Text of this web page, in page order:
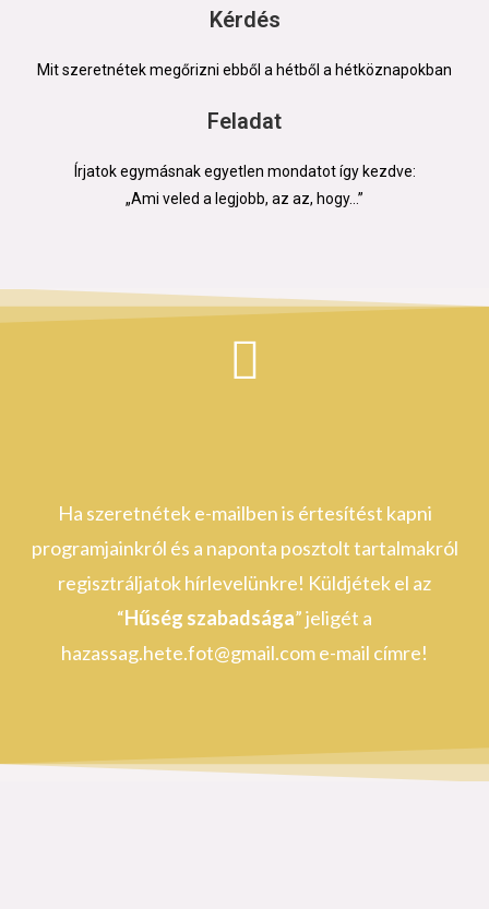
Kérdés
Mit szeretnétek megőrizni ebből a hétből a hétköznapokban
Feladat
Írjatok egymásnak egyetlen mondatot így kezdve:
„Ami veled a legjobb, az az, hogy…”
Ha szeretnétek e-mailben is értesítést kapni
programjainkról és a naponta posztolt tartalmakról
regisztráljatok hírlevelünkre! Küldjétek el az
“Hűség szabadsága” jeligét a
hazassag.hete.fot@gmail.come-mail címre!